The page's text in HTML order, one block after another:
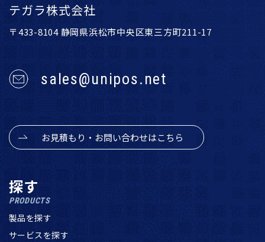
テガラ株式会社
〒433-8104 静岡県浜松市中央区東三方町211-17
sales@unipos.net
お見積もり・お問い合わせはこちら
探す
PRODUCTS
製品を探す
サービスを探す